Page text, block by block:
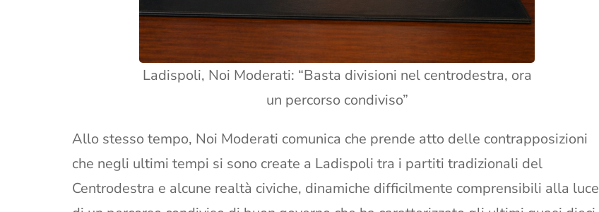
Ladispoli, Noi Moderati: “Basta divisioni nel centrodestra, ora
un percorso condiviso”
Allo stesso tempo, Noi Moderati comunica che prende atto delle contrapposizioni
che negli ultimi tempi si sono create a Ladispoli tra i partiti tradizionali del
Centrodestra e alcune realtà civiche, dinamiche difficilmente comprensibili alla luce